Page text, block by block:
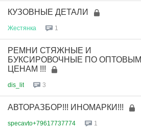
КУЗОВНЫЕ ДЕТАЛИ
Жестянка 1
РЕМНИ СТЯЖНЫЕ И
БУКСИРОВОЧНЫЕ ПО ОПТОВЫМ
ЦЕНАМ !!!
dis_lit 3
АВТОРАЗБОР!!! ИНОМАРКИ!!!
specavto+79617737774 1